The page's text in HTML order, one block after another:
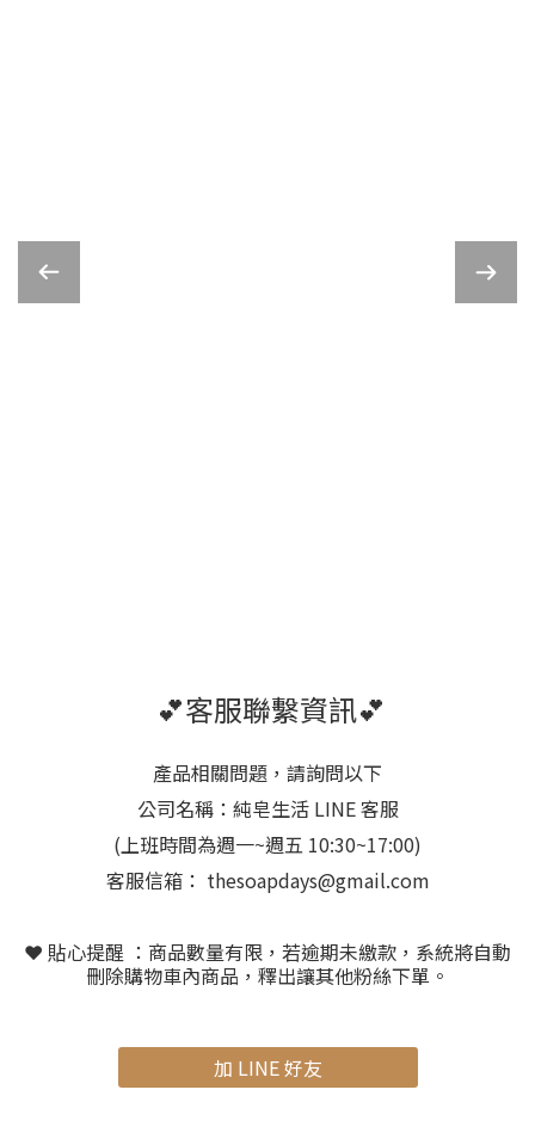
💕客服聯繫資訊💕
產品相關問題，請詢問以下
公司名稱：純皂生活 LINE 客服
(上班時間為週一~週五 10:30~17:00)
客服信箱： thesoapdays@gmail.com
❤️ 貼心提醒 ：商品數量有限，若逾期未繳款，系統將自動
刪除購物車內商品，釋出讓其他粉絲下單。
加 LINE 好友